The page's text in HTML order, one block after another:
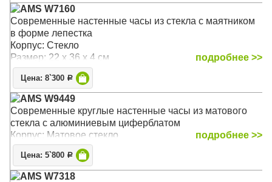
AMS W7160
Современные настенные часы из стекла с маятником
в форме лепестка
Корпус: Стекло
Размер: 22 х 36 х 4 см
подробнее >>
Цена: 8`300 Р
AMS W9449
Современные круглые настенные часы из матового
стекла c алюминиевым циферблатом
Корпус: Матовое стекло
подробнее >>
Цена: 5`800 Р
AMS W7318